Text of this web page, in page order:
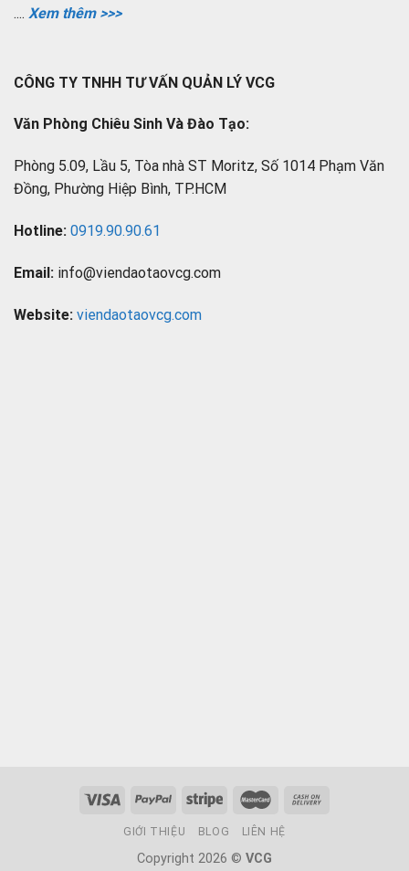
.... Xem thêm >>>
CÔNG TY TNHH TƯ VẤN QUẢN LÝ VCG
Văn Phòng Chiêu Sinh Và Đào Tạo:
Phòng 5.09, Lầu 5, Tòa nhà ST Moritz, Số 1014 Phạm Văn
Đồng, Phường Hiệp Bình, TP.HCM
Hotline: 0919.90.90.61
Email: info@viendaotaovcg.com
Website: viendaotaovcg.com
GIỚI THIỆU BLOG LIÊN HỆ
Copyright 2026 © VCG